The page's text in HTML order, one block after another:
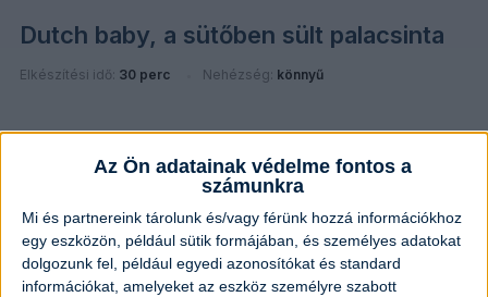
Az Ön adatainak védelme fontos a
számunkra
Mi és partnereink tárolunk és/vagy férünk hozzá információkhoz
egy eszközön, például sütik formájában, és személyes adatokat
dolgozunk fel, például egyedi azonosítókat és standard
információkat, amelyeket az eszköz személyre szabott
Dutch baby, a sütőben sült palacsinta
Elkészítési idő: 30 perc Nehézség: könnyű